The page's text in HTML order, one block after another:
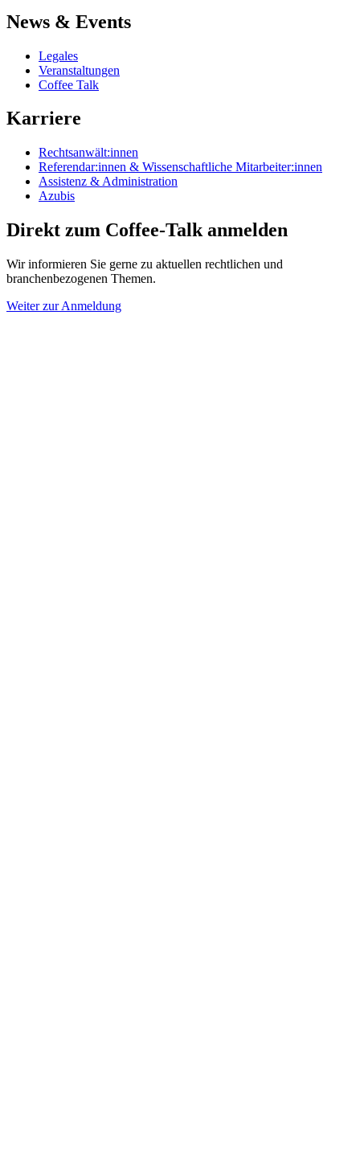
News & Events
Legales
Veranstaltungen
Coffee Talk
Karriere
Rechtsanwält:innen
Referendar:innen & Wissenschaftliche Mitarbeiter:innen
Assistenz & Administration
Azubis
Direkt zum Coffee-Talk anmelden
Wir informieren Sie gerne zu aktuellen rechtlichen und
branchenbezogenen Themen.
Weiter zur Anmeldung